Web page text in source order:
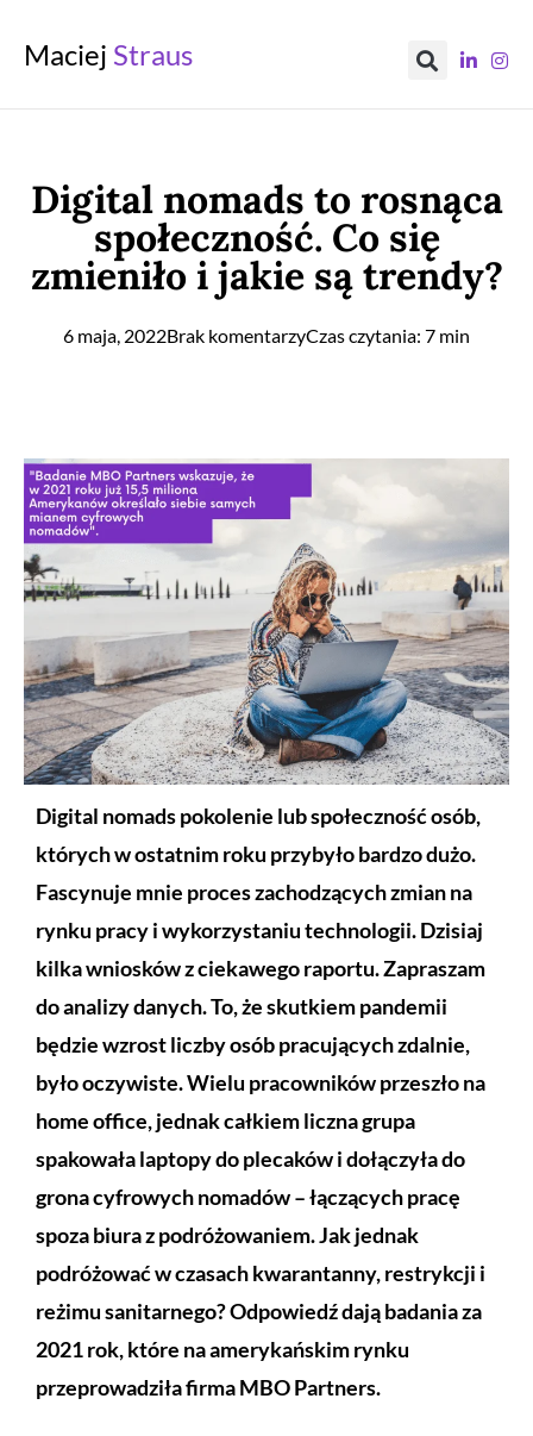
Maciej Straus
Digital nomads to rosnąca
społeczność. Co się
zmieniło i jakie są trendy?
6 maja, 2022Brak komentarzyCzas czytania: 7 min
Digital nomads pokolenie lub społeczność osób,
których w ostatnim roku przybyło bardzo dużo.
Fascynuje mnie proces zachodzących zmian na
rynku pracy i wykorzystaniu technologii. Dzisiaj
kilka wniosków z ciekawego raportu. Zapraszam
do analizy danych.To, że skutkiem pandemii
będzie wzrost liczby osób pracujących zdalnie,
było oczywiste. Wielu pracowników przeszło na
home office, jednak całkiem liczna grupa
spakowała laptopy do plecaków i dołączyła do
grona cyfrowych nomadów – łączących pracę
spoza biura z podróżowaniem. Jak jednak
podróżować w czasach kwarantanny, restrykcji i
reżimu sanitarnego? Odpowiedź dają badania za
2021 rok, które na amerykańskim rynku
przeprowadziła firma MBO Partners.